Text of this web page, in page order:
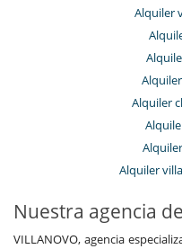
Alquiler
Alquiler
Alquiler
Nuestra agencia
VILLANOVO, agencia